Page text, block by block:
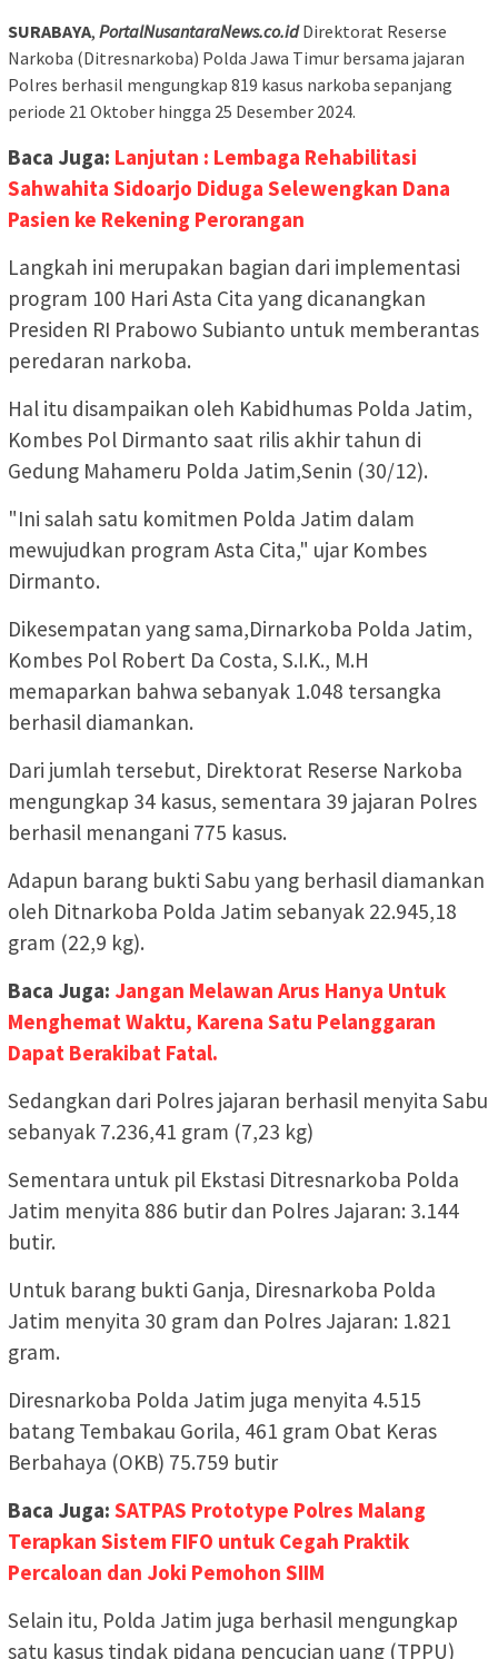
SURABAYA, PortalNusantaraNews.co.idDirektorat Reserse
Narkoba (Ditresnarkoba) Polda Jawa Timur bersama jajaran
Polres berhasil mengungkap 819 kasus narkoba sepanjang
periode 21 Oktober hingga 25 Desember 2024.
Baca Juga: Lanjutan : Lembaga Rehabilitasi
Sahwahita Sidoarjo Diduga Selewengkan Dana
Pasien ke Rekening Perorangan
Langkah ini merupakan bagian dari implementasi
program 100 Hari Asta Cita yang dicanangkan
Presiden RI Prabowo Subianto untuk memberantas
peredaran narkoba.
Hal itu disampaikan oleh Kabidhumas Polda Jatim,
Kombes Pol Dirmanto saat rilis akhir tahun di
Gedung Mahameru Polda Jatim,Senin (30/12).
"Ini salah satu komitmen Polda Jatim dalam
mewujudkan program Asta Cita," ujar Kombes
Dirmanto.
Dikesempatan yang sama,Dirnarkoba Polda Jatim,
Kombes Pol Robert Da Costa, S.I.K., M.H
memaparkan bahwa sebanyak 1.048 tersangka
berhasil diamankan.
Dari jumlah tersebut, Direktorat Reserse Narkoba
mengungkap 34 kasus, sementara 39 jajaran Polres
berhasil menangani 775 kasus.
Adapun barang bukti Sabu yang berhasil diamankan
oleh Ditnarkoba Polda Jatim sebanyak 22.945,18
gram (22,9 kg).
Baca Juga: Jangan Melawan Arus Hanya Untuk
Menghemat Waktu, Karena Satu Pelanggaran
Dapat Berakibat Fatal.
Sedangkan dari Polres jajaran berhasil menyita Sabu
sebanyak 7.236,41 gram (7,23 kg)
Sementara untuk pil Ekstasi Ditresnarkoba Polda
Jatim menyita 886 butir dan Polres Jajaran: 3.144
butir.
Untuk barang bukti Ganja, Diresnarkoba Polda
Jatim menyita 30 gram dan Polres Jajaran: 1.821
gram.
Diresnarkoba Polda Jatim juga menyita 4.515
batang Tembakau Gorila, 461 gram Obat Keras
Berbahaya (OKB) 75.759 butir
Baca Juga: SATPAS Prototype Polres Malang
Terapkan Sistem FIFO untuk Cegah Praktik
Percaloan dan Joki Pemohon SIIM
Selain itu, Polda Jatim juga berhasil mengungkap
satu kasus tindak pidana pencucian uang (TPPU)